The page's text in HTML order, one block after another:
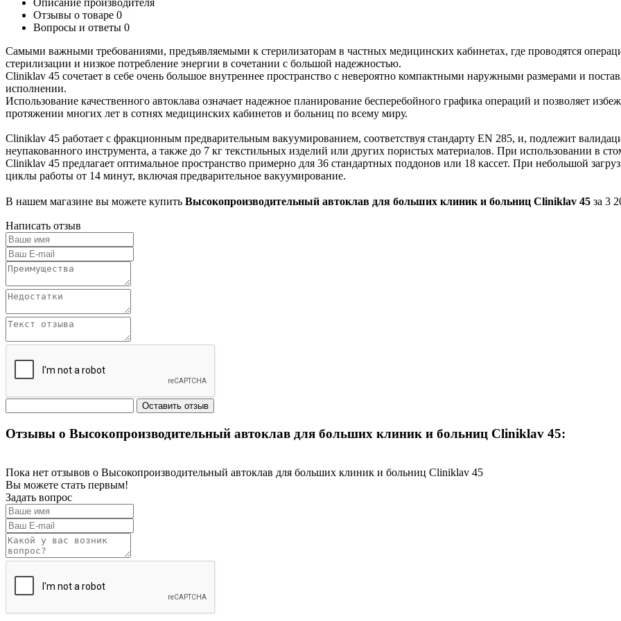
Отзывы о товаре 0
Вопросы и ответы 0
Самыми важными требованиями, предъявляемыми к стерилизаторам в частных медицинских кабинетах, где проводятся
стерилизации и низкое потребление энергии в сочетании с большой надежностью.
Cliniklav 45 сочетает в себе очень большое внутреннее пространство с невероятно компактными наружными размерами и
исполнении.
Использование качественного автоклава означает надежное планирование бесперебойного графика операций и позволяет
протяжении многих лет в сотнях медицинских кабинетов и больниц по всему миру.
Cliniklav 45 работает с фракционным предварительным вакуумированием, соответствуя стандарту EN 285, и, подлежит
неупакованного инструмента, а также до 7 кг текстильных изделий или других пористых материалов. При использовании в
Cliniklav 45 предлагает оптимальное пространство примерно для 36 стандартных поддонов или 18 кассет. При небольшой
циклы работы от 14 минут, включая предварительное вакуумирование.
В нашем магазине вы можете купить Высокопроизводительный автоклав для больших клиник и больниц Cliniklav 45 за 3
Написать отзыв
Отзывы о Высокопроизводительный автоклав для больших клиник и больниц Cliniklav 45:
Пока нет отзывов о Высокопроизводительный автоклав для больших клиник и больниц Cliniklav 45
Вы можете стать первым!
Задать вопрос